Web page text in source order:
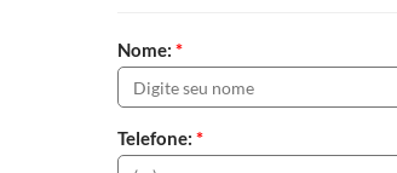
Nome:*
Telefone:*